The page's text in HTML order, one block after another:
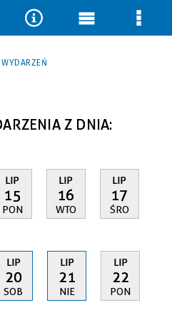
Z DNIA:
LIP
15
PON
LIP
16
WTO
LIP
17
ŚRO
LIP
20
SOB
LIP
21
NIE
LIP
22
PON
Narzędzia
Menu Menu